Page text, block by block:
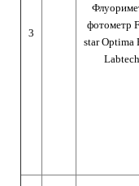
3
фотометр
star Optima
Labtech